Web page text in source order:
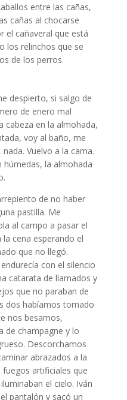
entre las cañas,
cañas al chocarse
el cañaveral que está
los relinchos que se
de los perros.
despierto, si salgo de
de enero mal
cabeza en la almohada,
voy al baño, me
Vuelvo a la cama.
húmedas, la almohada
de no haber
pastilla. Me
al campo a pasar el
cena esperando el
que no llegó.
con el silencio
catarata de llamados y
que no paraban de
dos habíamos tomado
nos besamos,
de champagne y lo
Descorchamos
abrazados a la
artificiales que
el cielo. Iván
pantalón y sacó un